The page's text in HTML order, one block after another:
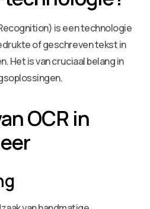
is een technologie
of geschreven tekst in
Het is van cruciaal belang in
OCR in